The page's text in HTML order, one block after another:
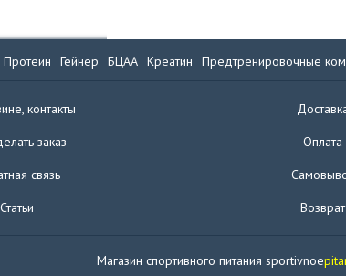
Протеин Гейнер БЦАА Креатин Предтренировочные
контакты
заказ
связь
Статьи
Оплата
Возврат
Магазин спортивного питания sportivnoe